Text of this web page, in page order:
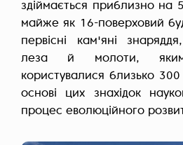
здіймається приблизно
майже як 16-поверховий
первісні кам'яні
леза й молоти,
користувалися близько
основі цих знахідок
процес еволюційного